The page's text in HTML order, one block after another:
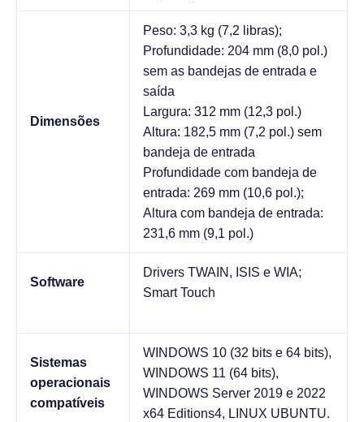
Dimensões
Peso: 3,3 kg (7,2 libras);
Profundidade: 204 mm (8,0 pol.)
sem as bandejas de entrada e
saída
Largura: 312 mm (12,3 pol.)
Altura: 182,5 mm (7,2 pol.) sem
bandeja de entrada
Profundidade com bandeja de
entrada: 269 mm (10,6 pol.);
Altura com bandeja de entrada:
231,6 mm (9,1 pol.)
Software
Drivers TWAIN, ISIS e WIA;
Smart Touch
Sistemas
operacionais
compatíveis
WINDOWS 10 (32 bits e 64 bits),
WINDOWS 11 (64 bits),
WINDOWS Server 2019 e 2022
x64 Editions4, LINUX UBUNTU.